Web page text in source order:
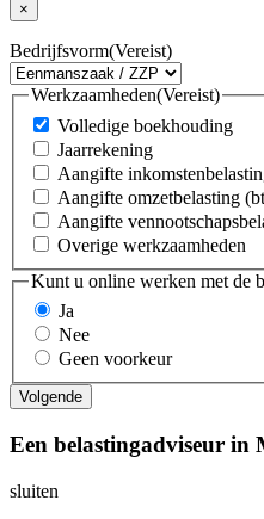
×
Bedrijfsvorm(Vereist)
Werkzaamheden(Vereist)
Volledige boekhouding
Jaarrekening
Aangifte
Aangifte omzetbelasting
Aangifte
Overige werkzaamheden
Kunt u online werken met de
Ja
Nee
Geen voorkeur
Een belastingadviseur in
sluiten